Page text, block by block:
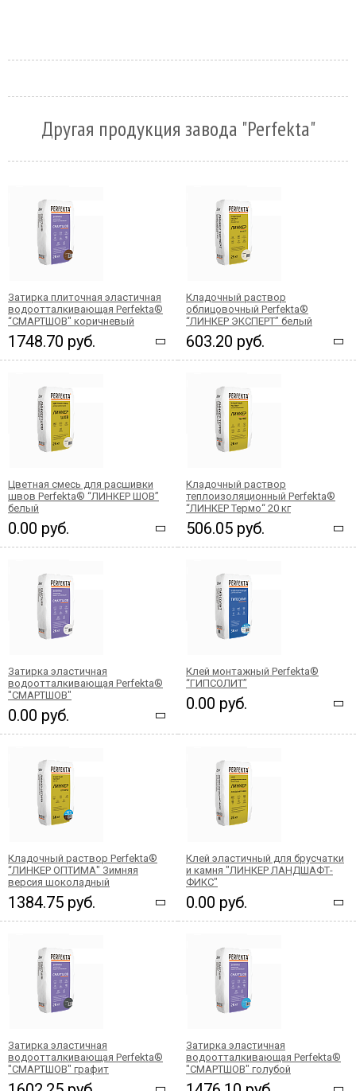
Другая продукция завода "Perfekta"
Затирка плиточная эластичная
водоотталкивающая Perfekta®
“СМАРТШОВ" коричневый
1748.70 руб.
Кладочный раствор
облицовочный Perfekta®
“ЛИНКЕР ЭКСПЕРТ” белый
603.20 руб.
Цветная смесь для расшивки
швов Perfekta® “ЛИНКЕР ШОВ”
белый
0.00 руб.
Кладочный раствор
теплоизоляционный Perfekta®
“ЛИНКЕР Термо“ 20 кг
506.05 руб.
Затирка эластичная
водоотталкивающая Perfekta®
"СМАРТШОВ"
0.00 руб.
Клей монтажный Perfekta®
“ГИПСОЛИТ”
0.00 руб.
Кладочный раствор Perfekta®
“ЛИНКЕР ОПТИМА" Зимняя
версия шоколадный
1384.75 руб.
Клей эластичный для брусчатки
и камня "ЛИНКЕР ЛАНДШАФТ-
ФИКС"
0.00 руб.
Затирка эластичная
водоотталкивающая Perfekta®
"СМАРТШОВ" графит
Затирка эластичная
водоотталкивающая Perfekta®
"СМАРТШОВ" голубой